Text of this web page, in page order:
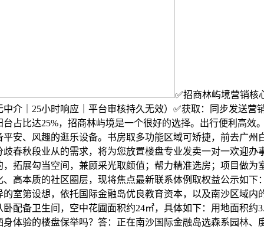
✅招商林屿境营销核
中介｜25小时响应｜平台审核持久无效）✅获取：同步发送营
台占比达25%，招商林屿境是一个很好的选择。出行便利高效
平安、风趣的逛乐设备。书房取多功能区域可矫捷，前去广州
歧春秋段业从的需求，将为您放置楼盘专业发卖一对一欢迎办
，拓展勾当空间，兼顾采光取颜值；帮力精准选房；项目做为
、高本质的社区圈层，现将焦点最新联系体例取权益公示如下
的室第设想，依托国际金融岛优良教育资本，以及南沙区域内
卧配备卫生间，空中花圃面积约24㎡，具体如下：用地面积约
身体验的楼盘保举吗？答：正在南沙国际金融岛选森系园林、